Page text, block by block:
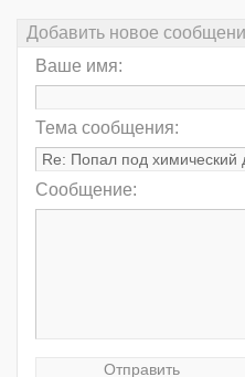
Добавить новое
Ваше имя:
Тема сообщения:
Сообщение: